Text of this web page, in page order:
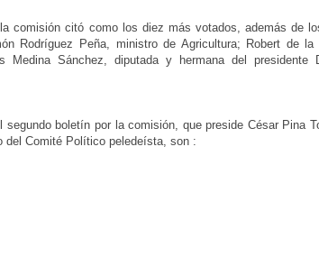
comisión citó como los diez más votados, además de
Rodríguez Peña, ministro de Agricultura; Robert de la
Medina Sánchez, diputada y hermana del presidente
boletín por la comisión, que preside César Pina
del Comité Político peledeísta, son :